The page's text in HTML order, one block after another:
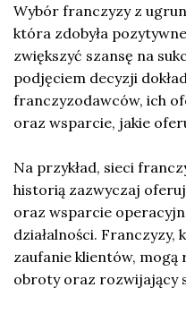
Wybór franczyzy z
która zdobyła
zwiększyć szansę na
podjęciem decyzji
franczyzodawców, ich
oraz wsparcie, jakie
Na przykład, sieci
historią zazwyczaj
oraz wsparcie
działalności. Franczyzy,
zaufanie klientów, mogą
obroty oraz rozwijający